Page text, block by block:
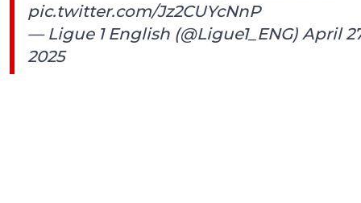
pic.twitter.com/Jz2CUYcNnP
— Ligue 1 English (@Ligue1_ENG) April
2025